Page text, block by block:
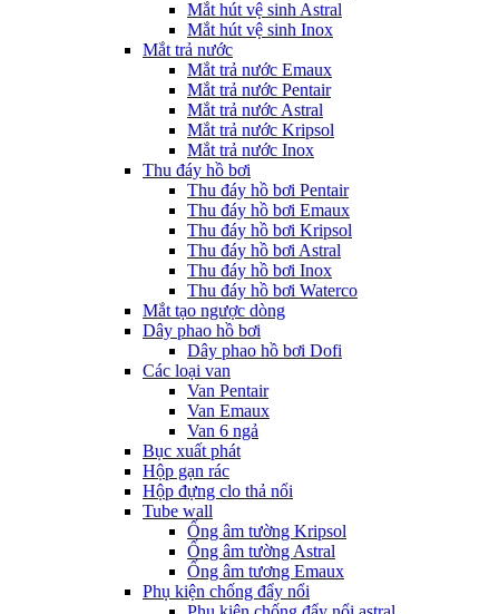
Mắt hút vệ sinh Astral
Mắt hút vệ sinh Inox
Mắt trả nước
Mắt trả nước Emaux
Mắt trả nước Pentair
Mắt trả nước Astral
Mắt trả nước Kripsol
Mắt trả nước Inox
Thu đáy hồ bơi
Thu đáy hồ bơi Pentair
Thu đáy hồ bơi Emaux
Thu đáy hồ bơi Kripsol
Thu đáy hồ bơi Astral
Thu đáy hồ bơi Inox
Thu đáy hồ bơi Waterco
Mắt tạo ngược dòng
Dây phao hồ bơi
Dây phao hồ bơi Dofi
Các loại van
Van Pentair
Van Emaux
Van 6 ngả
Bục xuất phát
Hộp gạn rác
Hộp đựng clo thả nổi
Tube wall
Ống âm tường Kripsol
Ống âm tường Astral
Ống âm tương Emaux
Phụ kiện chống đẩy nổi